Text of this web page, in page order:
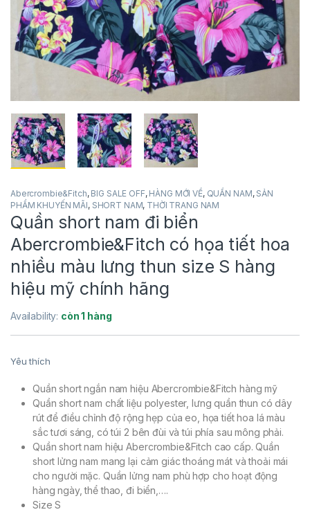
Abercrombie&Fitch, BIG SALE OFF, HÀNG MỚI VỀ, QUẦN NAM, SẢN
PHẨM KHUYẾN MÃI, SHORT NAM, THỜI TRANG NAM
Quần short nam đi biển
Abercrombie&Fitch có họa tiết hoa
nhiều màu lưng thun size S hàng
hiệu mỹ chính hãng
Availability: còn 1 hàng
Yêu thích
Quần short ngắn nam hiệu Abercrombie&Fitch hàng mỹ
Quần short nam chất liệu polyester, lưng quần thun có dây
rút để điều chỉnh độ rộng hẹp của eo, họa tiết hoa lá màu
sắc tươi sáng, có túi 2 bên đùi và túi phía sau mông phải.
Quần short nam hiệu Abercrombie&Fitch cao cấp. Quần
short lửng nam mang lại cảm giác thoáng mát và thoải mái
cho người mặc. Quần lửng nam phù hợp cho hoạt động
hàng ngày, thể thao, đi biển,….
Size S